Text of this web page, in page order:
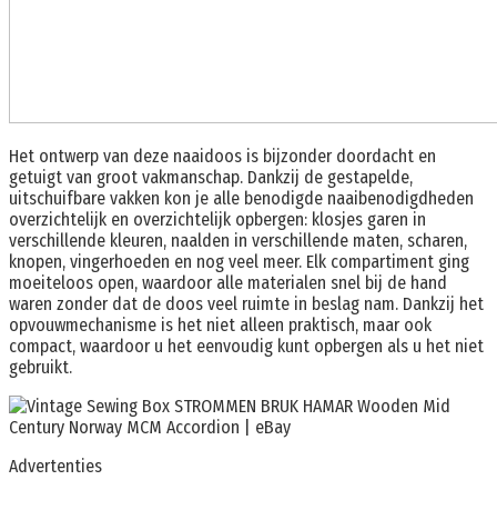
Het ontwerp van deze naaidoos is bijzonder doordacht en
getuigt van groot vakmanschap. Dankzij de gestapelde,
uitschuifbare vakken kon je alle benodigde naaibenodigdheden
overzichtelijk en overzichtelijk opbergen: klosjes garen in
verschillende kleuren, naalden in verschillende maten, scharen,
knopen, vingerhoeden en nog veel meer. Elk compartiment ging
moeiteloos open, waardoor alle materialen snel bij de hand
waren zonder dat de doos veel ruimte in beslag nam. Dankzij het
opvouwmechanisme is het niet alleen praktisch, maar ook
compact, waardoor u het eenvoudig kunt opbergen als u het niet
gebruikt.
Advertenties